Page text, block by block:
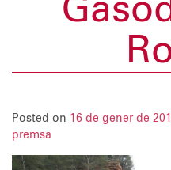
Posted on 16 de gener de
premsa